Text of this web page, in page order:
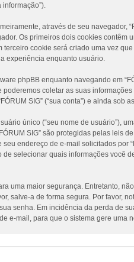
através de seu navegador,
Os primeiros dois cookies contêm
cookie será criado uma vez
experiência enquanto usuário.
phpBB enquanto navegando em
coletar as suas
SIG” (“sua conta”) e ainda
único (“seu nome de usuário”),
SIG” são protegidas pelas
endereço de e-mail solicitados por
selecionar quais informações
uma maior segurança. Entretanto,
salve-a de forma segura. Por
senha. Em incidência da perda de
e-mail, para que o sistema gere uma